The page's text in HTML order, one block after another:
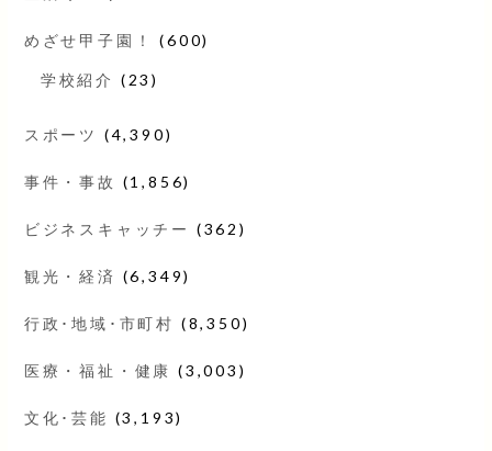
めざせ甲子園！ (600)
学校紹介 (23)
スポーツ (4,390)
事件・事故 (1,856)
ビジネスキャッチー (362)
観光・経済 (6,349)
行政･地域･市町村 (8,350)
医療・福祉・健康 (3,003)
文化･芸能 (3,193)